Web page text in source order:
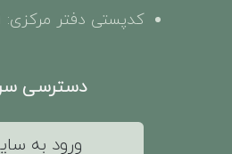
کدپستی دفتر مرکزی: 1581637111
دسترسی
ورود به